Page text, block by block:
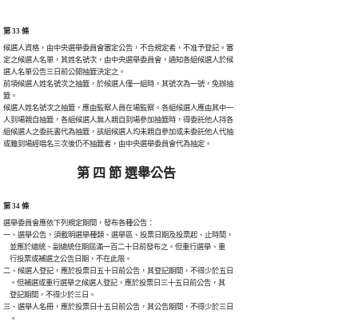
第 33 條
候選人資格，由中央選舉委員會審定公告，不合規定者，不准予登記。審
定之候選人名單，其姓名號次，由中央選舉委員會，通知各組候選人於候
選人名單公告三日前公開抽籤決定之。
前項候選人姓名號次之抽籤，於候選人僅一組時，其號次為一號，免辦抽
籤。
候選人姓名號次之抽籤，應由監察人員在場監察。各組候選人應由其中一
人到場親自抽籤，各組候選人無人親自到場參加抽籤時，得委託他人持各
組候選人之委託書代為抽籤，該組候選人均未親自參加或未委託他人代抽
或雖到場經唱名三次後仍不抽籤者，由中央選舉委員會代為抽定。
第 四 節 選舉公告
第 34 條
選舉委員會應依下列規定期間，發布各種公告：
一、選舉公告，須載明選舉種類、選舉區、投票日期及投票起、止時間，
    並應於總統、副總統任期屆滿一百二十日前發布之。但重行選舉、重
    行投票或補選之公告日期，不在此限。
二、候選人登記，應於投票日五十日前公告，其登記期間，不得少於五日
    。但補選或重行選舉之候選人登記，應於投票日三十五日前公告，其
    登記期間，不得少於三日。
三、選舉人名冊，應於投票日十五日前公告，其公告期間，不得少於三日
    。